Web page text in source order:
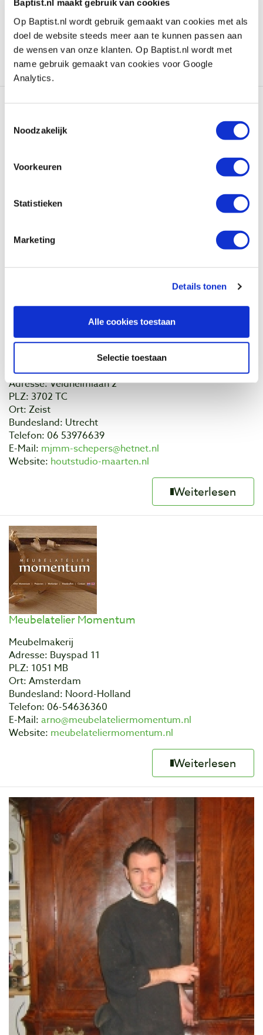
Baptist.nl maakt gebruik van cookies
Op Baptist.nl wordt gebruik gemaakt van cookies met als
doel de website steeds meer aan te kunnen passen aan
de wensen van onze klanten. Op Baptist.nl wordt met
name gebruik gemaakt van cookies voor Google
Analytics.
Noodzakelijk
Voorkeuren
Statistieken
Marketing
Details tonen
Alle cookies toestaan
Selectie toestaan
Telefon: 020-6324688
E-Mail:meubelmm@xs4all.nl
Website:meubelmakerijmertens.nl
Weiterlesen
Houtstudio Maarten
Cursussen of workshops
Adresse: Veldheimlaan 2
PLZ: 3702 TC
Ort: Zeist
Bundesland: Utrecht
Telefon: 06 53976639
E-Mail: mjmm-schepers@hetnet.nl
Website: houtstudio-maarten.nl
Weiterlesen
Meubelatelier Momentum
Meubelmakerij
Adresse: Buyspad 11
PLZ: 1051 MB
Ort: Amsterdam
Bundesland: Noord-Holland
Telefon: 06-54636360
E-Mail: arno@meubelateliermomentum.nl
Website: meubelateliermomentum.nl
Weiterlesen